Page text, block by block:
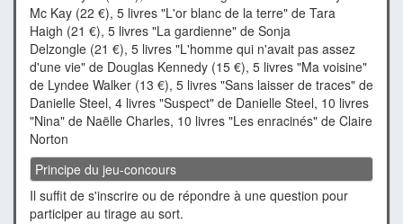
Mc Kay (22 €), 5 livres "L'or blanc de la terre" de Tara
Haigh (21 €), 5 livres "La gardienne" de Sonja
Delzongle (21 €), 5 livres "L'homme qui n'avait pas assez
d'une vie" de Douglas Kennedy (15 €), 5 livres "Ma voisine"
de Lyndee Walker (13 €), 5 livres "Sans laisser de traces" de
Danielle Steel, 4 livres "Suspect" de Danielle Steel, 10 livres
"Nina" de Naëlle Charles, 10 livres "Les enracinés" de Claire
Norton
Principe du jeu-concours
Il suffit de s'inscrire ou de répondre à une question pour
participer au tirage au sort.